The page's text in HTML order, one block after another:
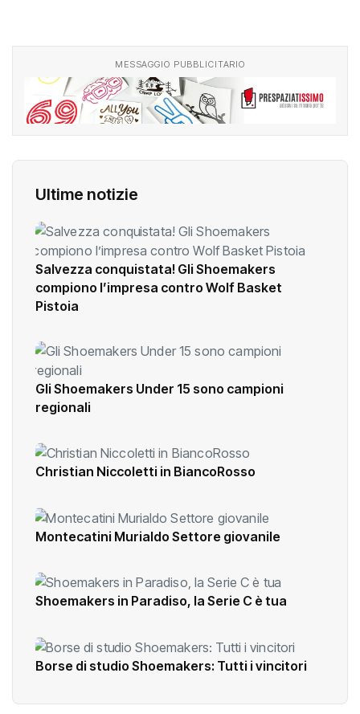
MESSAGGIO PUBBLICITARIO
Ultime notizie
Salvezza conquistata! Gli Shoemakers
compiono l’impresa contro Wolf Basket
Pistoia
Gli Shoemakers Under 15 sono campioni
regionali
Christian Niccoletti in BiancoRosso
Montecatini Murialdo Settore giovanile
Shoemakers in Paradiso, la Serie C è tua
Borse di studio Shoemakers: Tutti i vincitori